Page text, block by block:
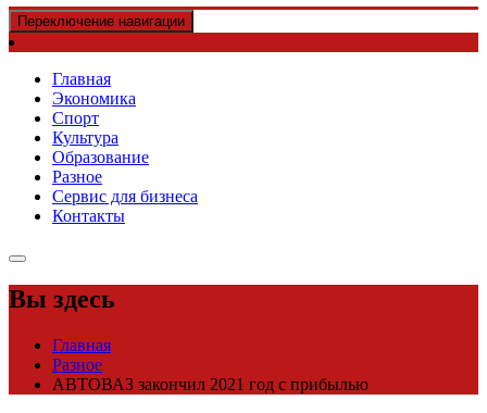
Переключение навигации
Главная
Экономика
Спорт
Культура
Образование
Разное
Сервис для бизнеса
Контакты
Вы здесь
Главная
Разное
АВТОВАЗ закончил 2021 год с прибылью